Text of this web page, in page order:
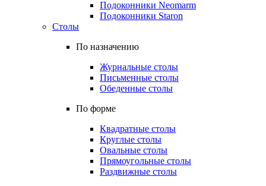
Подоконники Neomarm
Подоконники Staron
Столы
По назначению
Журнальные столы
Письменные столы
Обеденные столы
По форме
Квадратные столы
Круглые столы
Овальные столы
Прямоугольные столы
Раздвижные столы